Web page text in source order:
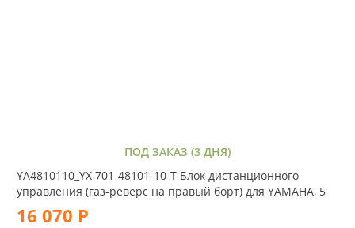
ПОД ЗАКАЗ (3 ДНЯ)
YA4810110_YX 701-48101-10-T Блок дистанционного
управления (газ-реверс на правый борт) для YAMAHA, 5
16 070 Р